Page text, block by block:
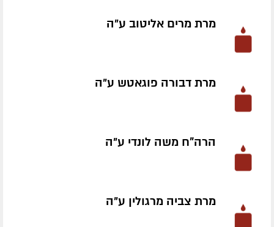
מרת מרים אליטוב ע״ה
מרת דבורה פוגאטש ע״ה
הרה"ח משה לונדי ע״ה
מרת צביה מרגולין ע״ה